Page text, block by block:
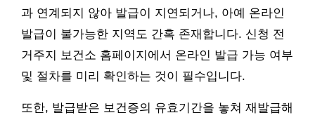
과 연계되지 않아 발급이 지연되거나, 아예 온라인
발급이 불가능한 지역도 간혹 존재합니다. 신청 전
거주지 보건소 홈페이지에서 온라인 발급 가능 여부
및 절차를 미리 확인하는 것이 필수입니다.
또한, 발급받은 보건증의 유효기간을 놓쳐 재발급해